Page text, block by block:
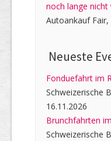
noch lange nicht
Autoankauf Fair,
Neueste
Fonduefahrt im
Schweizerische
16.11.2026
Brunchfahrten
Schweizerische